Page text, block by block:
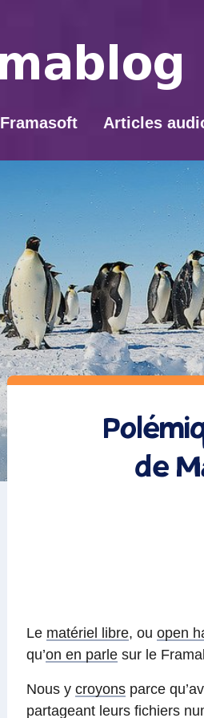
Framasoft Articles
de
Le matériel libre, ou open
qu’on en parlesur le
Nous y croyonsparce
partageant leurs fichiers